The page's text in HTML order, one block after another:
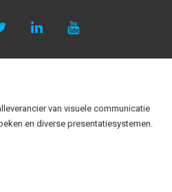
van visuele communicatie
en diverse presentatiesystemen.